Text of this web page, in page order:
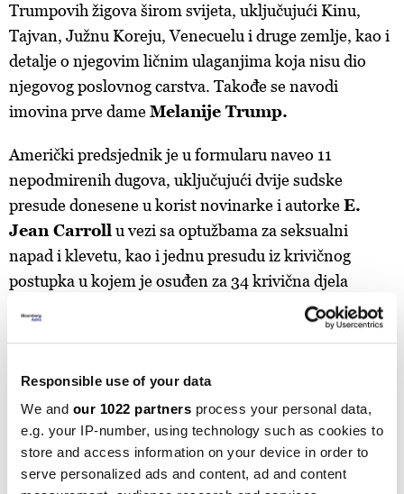
Responsible use of your data
We and our 1022 partners process your personal data,
e.g. your IP-number, using technology such as cookies to
store and access information on your device in order to
serve personalized ads and content, ad and content
Trumpovih žigova širom svijeta, uključujući Kinu,
Tajvan, Južnu Koreju, Venecuelu i druge zemlje, kao i
detalje o njegovim ličnim ulaganjima koja nisu dio
njegovog poslovnog carstva. Takođe se navodi
imovina prve dameMelanije Trump.
Američki predsjednik je u formularu naveo 11
nepodmirenih dugova, uključujući dvije sudske
presude donesene u korist novinarke i autorkeE.
Jean Carroll u vezi sa optužbama za seksualni
napad i klevetu, kao i jednu presudu iz krivičnog
postupka u kojem je osuđen za 34 krivična djela
prevare. Ti dugovi su trenutno obustavljeni do
okončanja žalbenih postupaka koje je Trump
Nije naveo nijedan nepodmireni dug prema
advokatima ili advokatskim kancelarijama u vezi sa
krivičnim i građanskim slučajevima. Većinu tih
troškova pokrila je Save America, njegov politički